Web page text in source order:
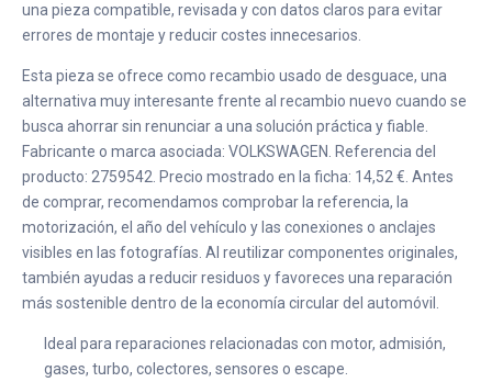
una pieza compatible, revisada y con datos claros para evitar
errores de montaje y reducir costes innecesarios.
Esta pieza se ofrece como recambio usado de desguace, una
alternativa muy interesante frente al recambio nuevo cuando se
busca ahorrar sin renunciar a una solución práctica y fiable.
Fabricante o marca asociada: VOLKSWAGEN. Referencia del
producto: 2759542. Precio mostrado en la ficha: 14,52 €. Antes
de comprar, recomendamos comprobar la referencia, la
motorización, el año del vehículo y las conexiones o anclajes
visibles en las fotografías. Al reutilizar componentes originales,
también ayudas a reducir residuos y favoreces una reparación
más sostenible dentro de la economía circular del automóvil.
Ideal para reparaciones relacionadas con motor, admisión,
gases, turbo, colectores, sensores o escape.